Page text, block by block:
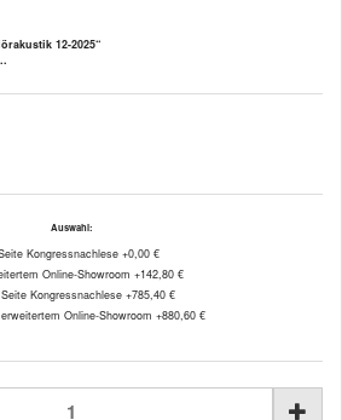
12-2025“
Auswahl:
Kongressnachlese +0,00 €
Online-Showroom +142,80 €
Kongressnachlese +785,40 €
Online-Showroom +880,60 €